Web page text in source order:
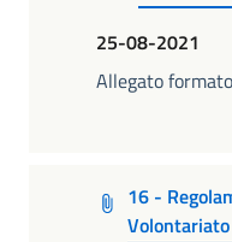
25-08-2021
Allegato
16 -